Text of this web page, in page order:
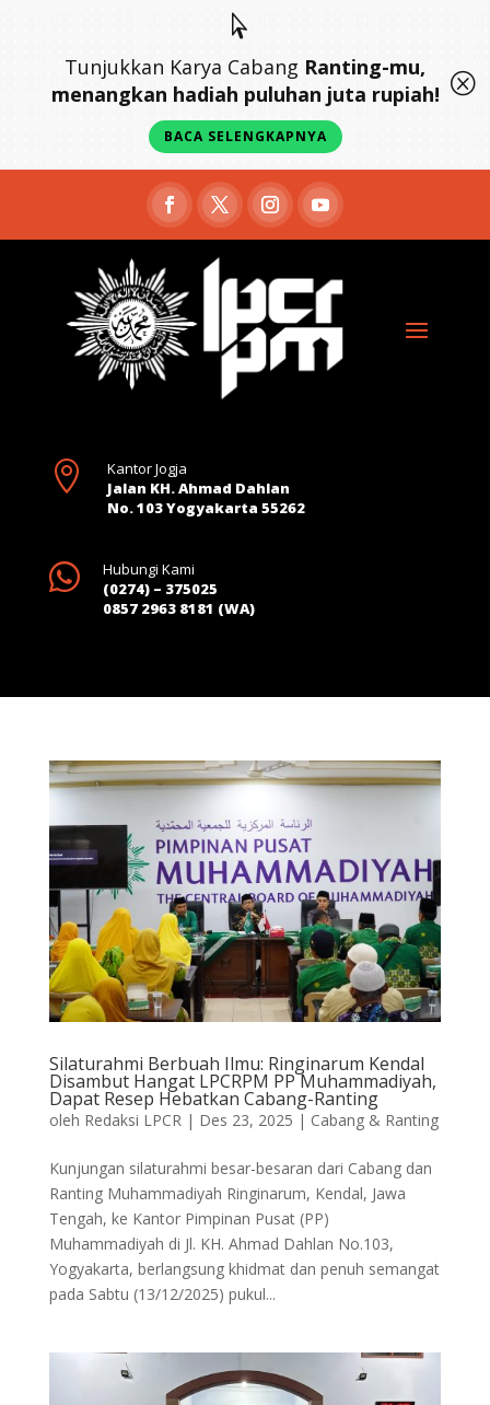

Tunjukkan Karya Cabang Ranting-mu,
menangkan hadiah puluhan juta rupiah!
BACA SELENGKAPNYA
Q

Kantor Jogja
Jalan KH. Ahmad Dahlan
No. 103 Yogyakarta 55262

Hubungi Kami
(0274) – 375025
0857 2963 8181 (WA)
Silaturahmi Berbuah Ilmu: Ringinarum Kendal
Disambut Hangat LPCRPM PP Muhammadiyah,
Dapat Resep Hebatkan Cabang-Ranting
oleh Redaksi LPCR| Des 23, 2025 | Cabang & Ranting
Kunjungan silaturahmi besar-besaran dari Cabang dan
Ranting Muhammadiyah Ringinarum, Kendal, Jawa
Tengah, ke Kantor Pimpinan Pusat (PP)
Muhammadiyah di Jl. KH. Ahmad Dahlan No.103,
Yogyakarta, berlangsung khidmat dan penuh semangat
pada Sabtu (13/12/2025) pukul...